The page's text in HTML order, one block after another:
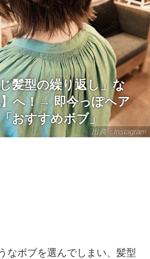
出典：Instagram
髪型の繰り返し」な
】へ！→ 即今っぽヘア
おすすめボブ」
なボブを選んでしまい、髪型